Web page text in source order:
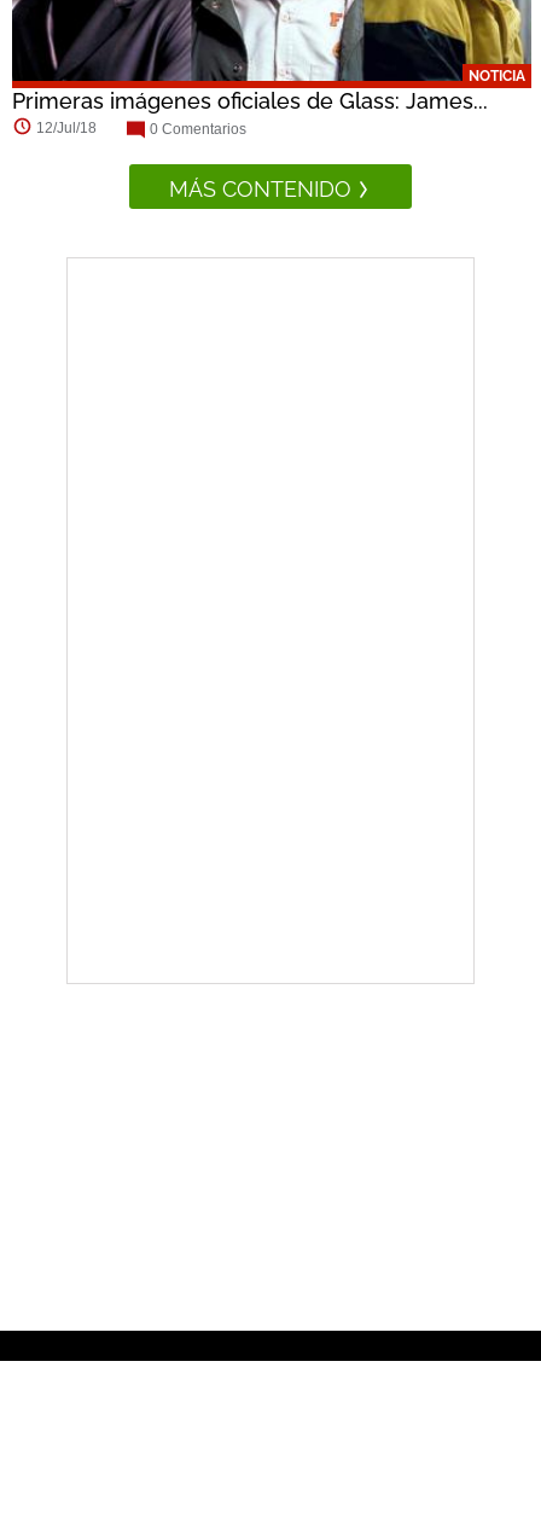
NOTICIA
Primeras imágenes oficiales de Glass: James...
12/Jul/18 0 Comentarios
MÁS CONTENIDO